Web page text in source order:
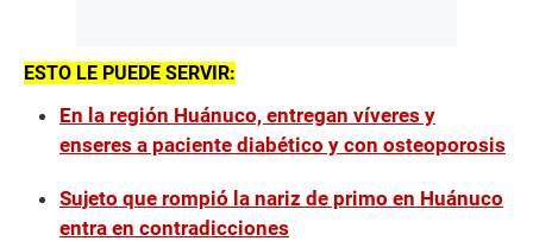
ESTO LE PUEDE SERVIR:
En la región Huánuco, entregan víveres y
enseres a paciente diabético y con osteoporosis
Sujeto que rompió la nariz de primo en Huánuco
entra en contradicciones